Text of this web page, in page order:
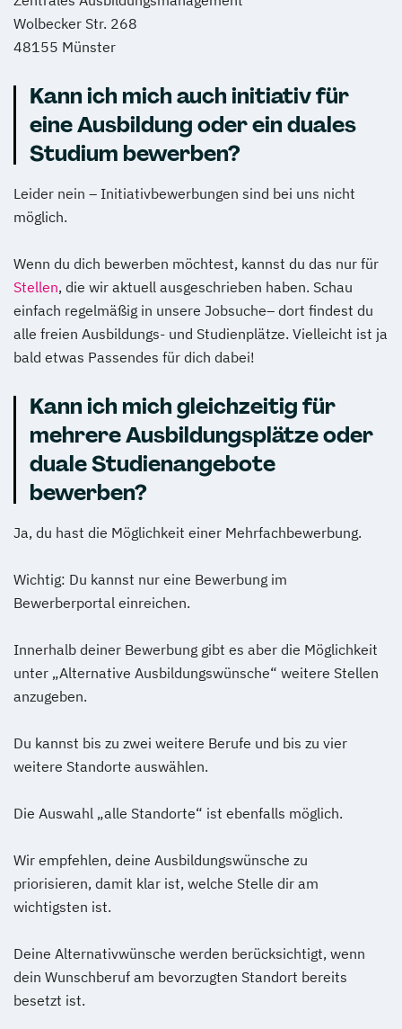
Wolbecker Str. 268
48155 Münster
Kann ich mich auch initiativ für
eine Ausbildung oder ein duales
Studium bewerben?
Leider nein – Initiativbewerbungen sind bei uns nicht
möglich.
Wenn du dich bewerben möchtest, kannst du das nur für
Stellen, die wir aktuell ausgeschrieben haben. Schau
einfach regelmäßig in unsere Jobsuche– dort findest du
alle freien Ausbildungs- und Studienplätze. Vielleicht ist ja
bald etwas Passendes für dich dabei!
Kann ich mich gleichzeitig für
mehrere Ausbildungsplätze oder
duale Studienangebote
bewerben?
Ja, du hast die Möglichkeit einer Mehrfachbewerbung.
Wichtig: Du kannst nur eine Bewerbung im
Bewerberportal einreichen.
Innerhalb deiner Bewerbung gibt es aber die Möglichkeit
unter „Alternative Ausbildungswünsche“ weitere Stellen
anzugeben.
Du kannst bis zu zwei weitere Berufe und bis zu vier
weitere Standorte auswählen.
Die Auswahl „alle Standorte“ ist ebenfalls möglich.
Wir empfehlen, deine Ausbildungswünsche zu
priorisieren, damit klar ist, welche Stelle dir am
wichtigsten ist.
Deine Alternativwünsche werden berücksichtigt, wenn
dein Wunschberuf am bevorzugten Standort bereits
besetzt ist.